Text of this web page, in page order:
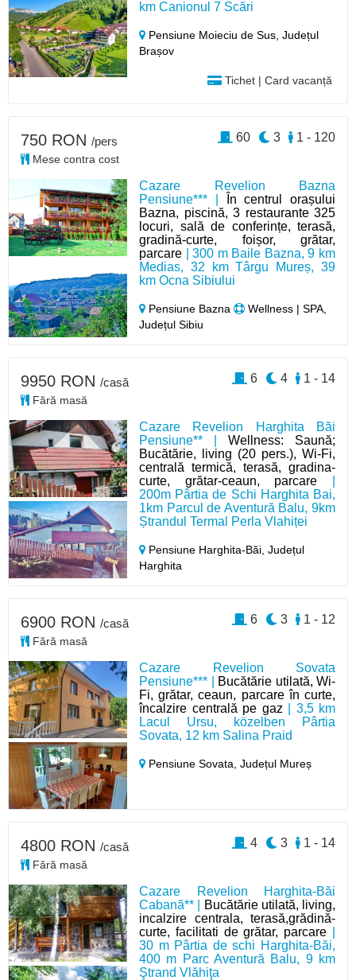
km Canionul 7 Scări
Pensiune Moieciu de Sus,Județul
Brașov
Tichet | Card vacanță
Cazare Revelion Bazna
Pensiune*** |
În centrul orașului
Bazna, piscină, 3 restaurante 325
locuri, sală de conferințe, terasă,
gradină-curte, foișor, grătar,
parcare | 300 m Baile Bazna, 9 km
Medias, 32 km Târgu Mureș, 39
km Ocna Sibiului
Pensiune Bazna
Wellness | SPA,
Județul Sibiu
750 RON /pers
Mese contra cost
1 - 120
3
60
Cazare Revelion Harghita Băi
Pensiune** |Wellness: Saună;
Bucătărie, living (20 pers.), Wi-Fi,
centrală termică, terasă, gradina-
curte, grătar-ceaun, parcare
200m Pârtia de Schi Harghita Bai,
1km Parcul de Aventură Balu, 9km
Ștrandul Termal Perla Vlahiței
Pensiune Harghita-Băi,Județul
Harghita
9950 RON /casă
Fără masă
1 - 14
4
6
Cazare Revelion Sovata
Pensiune*** |
Bucătărie utilată, Wi-
Fi, grătar, ceaun, parcare în curte,
încalzire centrală pe gaz | 3,5 km
Lacul Ursu, közelben Pârtia
Sovata, 12 km Salina Praid
Pensiune Sovata,Județul Mureș
6900 RON /casă
Fără masă
1 - 12
3
6
Cazare Revelion Harghita-Băi
Cabană** |
Bucătărie utilată, living,
incalzire centrala, terasă,grădină-
curte, facilitati de grătar, parcare
30 m Pârtia de schi Harghita-Băi,
400 m Parc Aventură Balu, 9 km
Ştrand Vlăhiţa
4800 RON /casă
Fără masă
1 - 14
3
4